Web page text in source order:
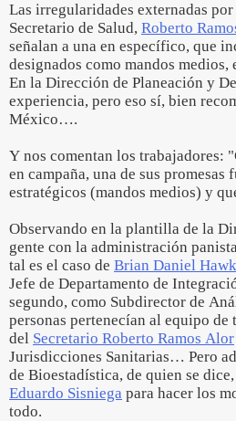
Las irregularidades externadas
Secretario de Salud, Roberto
señalan a una en específico, que
designados como mandos
En la Dirección de Planeación y
experiencia, pero eso sí, bien
México….
Y nos comentan los trabajadores:
en campaña, una de sus
estratégicos (mandos medios) y
Observando en la plantilla de la
gente con la administración
tal es el caso de Brian Daniel
Jefe de Departamento de
segundo, como Subdirector de
personas pertenecían al equipo de
del Secretario Roberto Ramos Alor
Jurisdicciones Sanitarias… Pero
de Bioestadística, de quien se
Eduardo Sisniega para hacer los
todo.